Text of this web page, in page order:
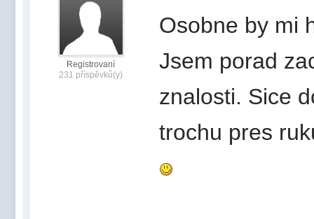
Registrovaní
231 příspěvků(y)
Osobne by mi
Jsem porad
znalosti. Sice
trochu pres